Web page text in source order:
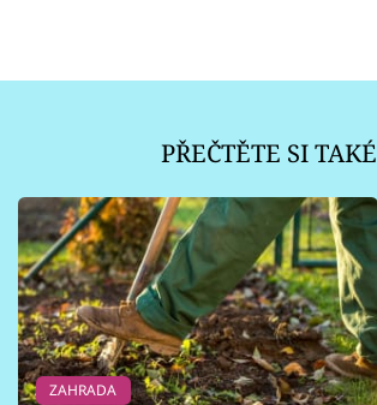
PŘEČTĚTE SI TAKÉ
ZAHRADA